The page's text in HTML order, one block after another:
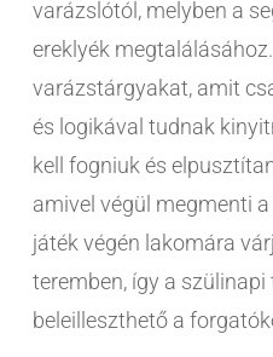
varázslótól, melyben a
ereklyék
varázstárgyakat, amit
és logikával tudnak
kell fogniuk és
amivel végül megmenti
játék végén lakomára
teremben, így a
beleilleszthető a